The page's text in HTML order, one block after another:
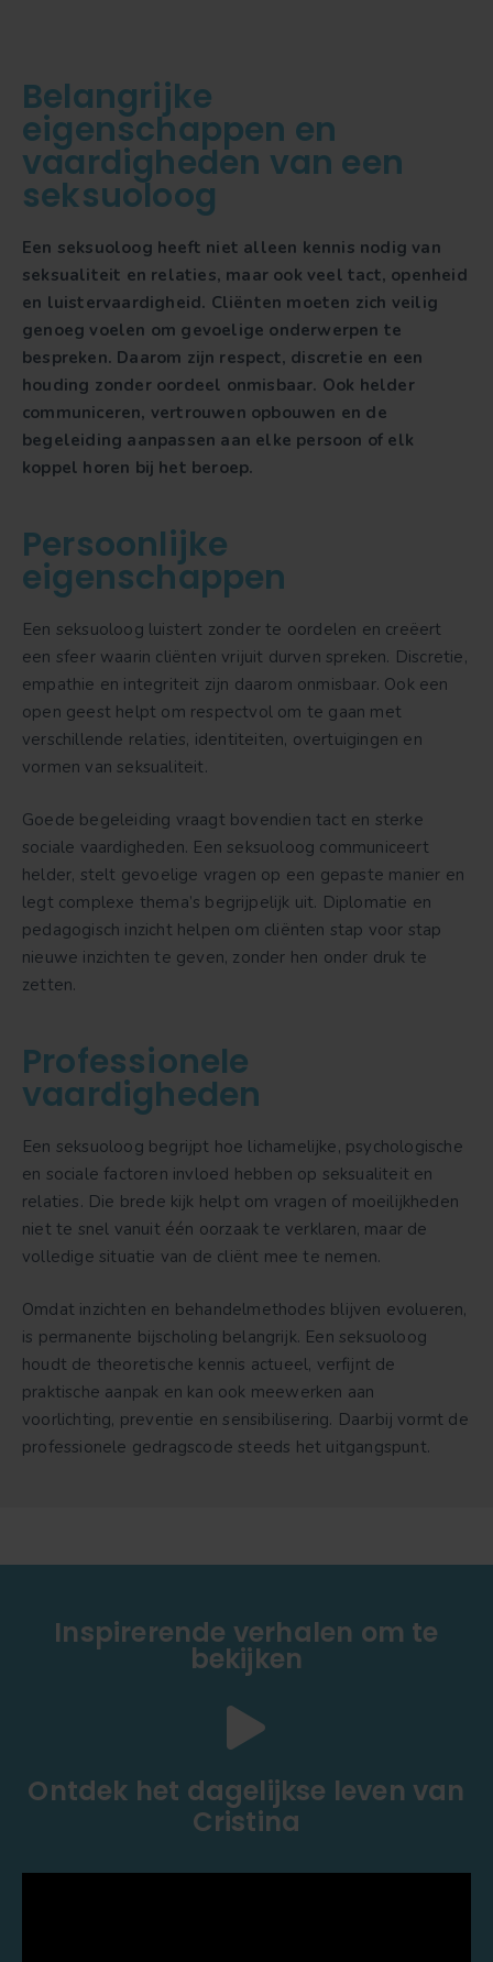
Belangrijke
eigenschappen en
vaardigheden van een
seksuoloog
Een seksuoloog heeft niet alleen kennis nodig van
seksualiteit en relaties, maar ook veel tact, openheid
en luistervaardigheid. Cliënten moeten zich veilig
genoeg voelen om gevoelige onderwerpen te
bespreken. Daarom zijn respect, discretie en een
houding zonder oordeel onmisbaar. Ook helder
communiceren, vertrouwen opbouwen en de
begeleiding aanpassen aan elke persoon of elk
koppel horen bij het beroep.
Persoonlijke
eigenschappen
Een seksuoloog luistert zonder te oordelen en creëert
een sfeer waarin cliënten vrijuit durven spreken. Discretie,
empathie en integriteit zijn daarom onmisbaar. Ook een
open geest helpt om respectvol om te gaan met
verschillende relaties, identiteiten, overtuigingen en
vormen van seksualiteit.
Goede begeleiding vraagt bovendien tact en sterke
sociale vaardigheden. Een seksuoloog communiceert
helder, stelt gevoelige vragen op een gepaste manier en
legt complexe thema’s begrijpelijk uit. Diplomatie en
pedagogisch inzicht helpen om cliënten stap voor stap
nieuwe inzichten te geven, zonder hen onder druk te
zetten.
Professionele
vaardigheden
Een seksuoloog begrijpt hoe lichamelijke, psychologische
en sociale factoren invloed hebben op seksualiteit en
relaties. Die brede kijk helpt om vragen of moeilijkheden
niet te snel vanuit één oorzaak te verklaren, maar de
volledige situatie van de cliënt mee te nemen.
Omdat inzichten en behandelmethodes blijven evolueren,
is permanente bijscholing belangrijk. Een seksuoloog
houdt de theoretische kennis actueel, verfijnt de
praktische aanpak en kan ook meewerken aan
voorlichting, preventie en sensibilisering. Daarbij vormt de
professionele gedragscode steeds het uitgangspunt.
Inspirerende verhalen om te
bekijken
Ontdek het dagelijkse leven van
Cristina